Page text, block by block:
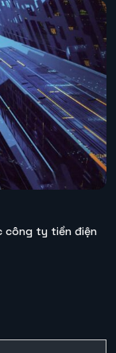
công ty tiền điện